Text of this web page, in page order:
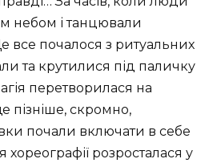
небом і танцювали
все почалося з ритуальних
та крутилися під паличку
перетворилася на
пізніше, скромно,
почали включати в себе
хореографії розросталася у